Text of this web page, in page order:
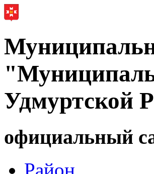
Удмуртской
официальный
Район